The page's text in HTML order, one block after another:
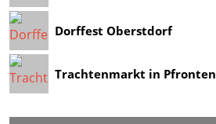
Dorffest Oberstdorf
Trachtenmarkt in Pfronten